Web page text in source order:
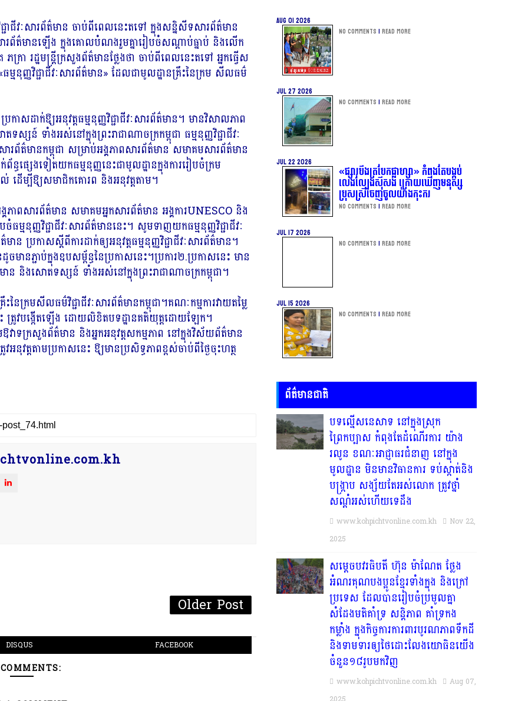
ាជីវៈសារព័ត៌មាន ចាប់ពីពេលនេះតទៅ ក្នុងសន្និសីទសារព័ត៌មាន
រព័ត៌មានឡើង ក្នុងគោលបំណងរួមគ្នារៀបចំសណ្តាប់ធ្នាប់ និងលើក
រា រដ្ឋមន្រ្តីក្រសួងព័ត៌មានថ្លែងថា ចាប់ពីពេលនេះតទៅ អ្នកធ្វើស
នុញ្ញវិជ្ជាជីវៈសារព័ត៌មាន» ដែលជាមូលដ្ឋានគ្រឹះនៃក្រម សីលធម៌
សដាក់ឱ្យអនុវត្តធម្មនុញ្ញវិជ្ជាជីវៈសារព័ត៌មាន។ មានវិសាលភាព
ស្សន៍ ទាំងអស់នៅក្នុងព្រះរាជាណាចក្រកម្ពុជា ធម្មនុញ្ញវិជ្ជាជីវៈ
រព័ត៌មានកម្ពុជា សម្រាប់អង្គភាពសារព័ត៌មាន សមាគមសារព័ត៌មាន
ផ្សេងទៀតយកធម្មនុញ្ញនេះជាមូលដ្ឋានក្នុងការរៀបចំក្រម
ដើម្បីឱ្យសមាជិកគោរព និងអនុវត្តតាម។
ពសារព័ត៌មាន សមាគមអ្នកសារព័ត៌មាន អង្គការUNESCO និង
មនុញ្ញវិជ្ជាជីវៈសារព័ត៌មាននេះ។ សូមទាញយកធម្មនុញ្ញវិជ្ជាជីវៈ
កាសស្តីពីការដាក់ឲ្យអនុវត្តធម្មនុញ្ញវិជ្ជាជីវៈសារព័ត៌មាន។
ដូចមានភ្ជាប់ក្នុងឧបសម្ព័ន្ធនៃប្រកាសនេះ។ប្រការ២.ប្រកាសនេះ មាន
ាន និងសោតទស្សន៍ ទាំងអស់នៅក្នុងព្រះរាជាណាចក្រកម្ពុជា។
នៃក្រមសីលធម៌វិជ្ជាជីវៈសារព័ត៌មានកម្ពុជា។គណៈកម្មការវាយតម្លៃ
ះ ត្រូវបង្កើតឡើង ដោយលិខិតបទដ្ឋានគតិយុត្តដោយឡែក។
វាទក្រសួងព័ត៌មាន និងអ្នកអនុវត្តសកម្មភាព នៅក្នុងវិស័យព័ត៌មាន
វត្តតាមប្រកាសនេះ ឱ្យមានប្រសិទ្ធភាពខ្ពស់ចាប់ពីថ្ងៃចុះហត្ថ
Older Post
DISQUS FACEBOOK
Aug 01 2026
No Comments | Read more
Jul 27 2026
No Comments | Read more
Jul 22 2026
«ផ្សារបឹងត្របែកផ្លាហ្សា» កំពុងតែបង្កប់
លេងល្បែងស៊ីសង ក្រោយឃើញមនុស្ស
ប្រុសស្រីចេញចូលយ៉ាងកុះករ
No Comments | Read more
Jul 17 2026
No Comments | Read more
Jul 15 2026
No Comments | Read more
ព័ត៌មានជាតិ
បទល្មើសនេសាទ នៅក្នុងស្រុក
ព្រៃកប្បាស កំពុងតែដំណើរការ យ៉ាង
រលូន ខណៈអាជ្ញាធរជំនាញ នៅក្នុង
មូលដ្ឋាន មិនមានវិធានការ ទប់ស្កាត់និង
បង្ក្រាប សង្ស័យតែអស់លោក ត្រូវថ្នាំ
សណ្ដំអស់ហើយទេដឹង
www.kohpichtvonline.com.kh
Nov 22,
2025
សម្តេចបវរធិបតី ហ៊ុន ម៉ាណែត ថ្លែង
អំណរគុណបងប្អូនខ្មែរទាំងក្នុង និងក្រៅ
ប្រទេស ដែលបានរៀបចំប្រមូលគ្នា
សំដែងមតិគាំទ្រ សន្តិភាព គាំទ្រកង
កម្លាំង ក្នុងកិច្ចការការពារបូរណភាពទឹកដី
និងទាមទារឲ្យថៃដោះលែងយោធិនយើង
ចំនួន១៨រូបមកវិញ
www.kohpichtvonline.com.kh
Aug 07,